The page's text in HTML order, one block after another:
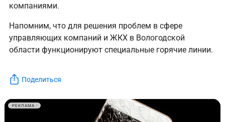
компаниями.
Напомним, что для решения проблем в сфере
управляющих компаний и ЖКХ в Вологодской
области функционируют специальные горячие линии.
Поделиться
РЕКЛАМА